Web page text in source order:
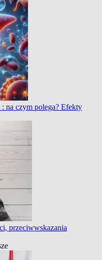
na czym polega? Efekty
przeciwwskazania